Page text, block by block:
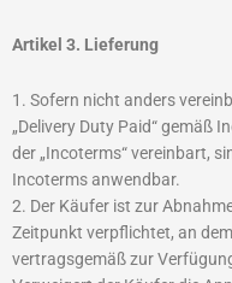
Artikel 3. Lieferung
1. Sofern nicht anders
„Delivery Duty Paid“ gemäß
der „Incoterms“ vereinbart,
Incoterms anwendbar.
2. Der Käufer ist zur
Zeitpunkt verpflichtet, an
vertragsgemäß zur